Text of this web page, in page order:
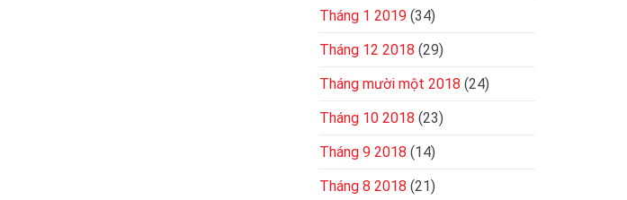
Tháng 1 2019 (34)
Tháng 12 2018 (29)
Tháng mười một 2018 (24)
Tháng 10 2018 (23)
Tháng 9 2018 (14)
Tháng 8 2018 (21)